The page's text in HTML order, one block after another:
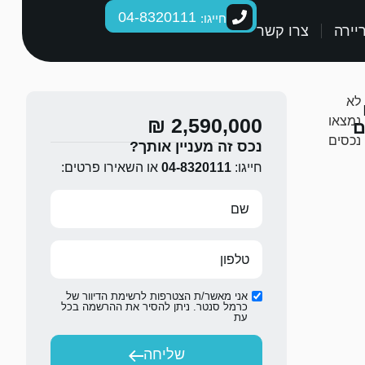
צרו קשר
חייגו:
לא
נמצאו
נכסים
2,590,000 ₪
נכס זה מעניין אותך?
חייגו: 04-8320111 או השאירו פרטים:
אני מאשר/ת הצטרפות לרשימת הדיוור של
כרמל סנטר. ניתן להסיר את ההרשמה בכל
עת
שליחה